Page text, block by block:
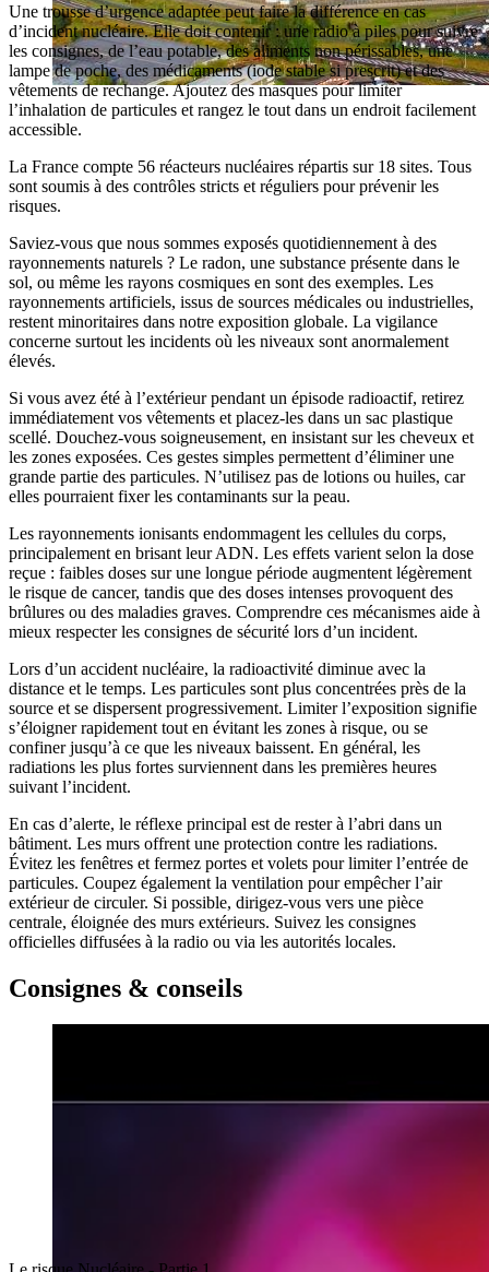
Une trousse d’urgence adaptée peut faire la différence en cas
d’incident nucléaire. Elle doit contenir : une radio à piles pour suivre
les consignes, de l’eau potable, des aliments non périssables, une
lampe de poche, des médicaments (iode stable si prescrit) et des
vêtements de rechange. Ajoutez des masques pour limiter
l’inhalation de particules et rangez le tout dans un endroit facilement
accessible.
La France compte 56 réacteurs nucléaires répartis sur 18 sites. Tous
sont soumis à des contrôles stricts et réguliers pour prévenir les
risques.
Saviez-vous que nous sommes exposés quotidiennement à des
rayonnements naturels ? Le radon, une substance présente dans le
sol, ou même les rayons cosmiques en sont des exemples. Les
rayonnements artificiels, issus de sources médicales ou industrielles,
restent minoritaires dans notre exposition globale. La vigilance
concerne surtout les incidents où les niveaux sont anormalement
élevés.
Si vous avez été à l’extérieur pendant un épisode radioactif, retirez
immédiatement vos vêtements et placez-les dans un sac plastique
scellé. Douchez-vous soigneusement, en insistant sur les cheveux et
les zones exposées. Ces gestes simples permettent d’éliminer une
grande partie des particules. N’utilisez pas de lotions ou huiles, car
elles pourraient fixer les contaminants sur la peau.
Les rayonnements ionisants endommagent les cellules du corps,
principalement en brisant leur ADN. Les effets varient selon la dose
reçue : faibles doses sur une longue période augmentent légèrement
le risque de cancer, tandis que des doses intenses provoquent des
brûlures ou des maladies graves. Comprendre ces mécanismes aide à
mieux respecter les consignes de sécurité lors d’un incident.
Lors d’un accident nucléaire, la radioactivité diminue avec la
distance et le temps. Les particules sont plus concentrées près de la
source et se dispersent progressivement. Limiter l’exposition signifie
s’éloigner rapidement tout en évitant les zones à risque, ou se
confiner jusqu’à ce que les niveaux baissent. En général, les
radiations les plus fortes surviennent dans les premières heures
suivant l’incident.
En cas d’alerte, le réflexe principal est de rester à l’abri dans un
bâtiment. Les murs offrent une protection contre les radiations.
Évitez les fenêtres et fermez portes et volets pour limiter l’entrée de
particules. Coupez également la ventilation pour empêcher l’air
extérieur de circuler. Si possible, dirigez-vous vers une pièce
centrale, éloignée des murs extérieurs. Suivez les consignes
officielles diffusées à la radio ou via les autorités locales.
Consignes & conseils